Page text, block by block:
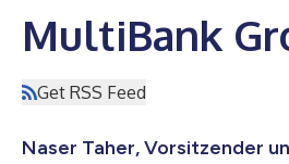
MultiBank
Get RSS Feed
Naser Taher, Vorsitzender